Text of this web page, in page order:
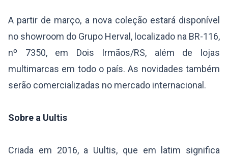
A partir de março, a nova coleção estará disponível
no showroom do Grupo Herval, localizado na BR-116,
nº 7350, em Dois Irmãos/RS, além de lojas
multimarcas em todo o país. As novidades também
serão comercializadas no mercado internacional.
Sobre a Uultis
Criada em 2016, a Uultis, que em latim significa